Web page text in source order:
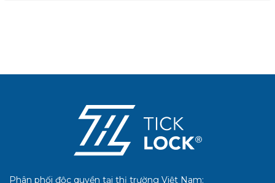
Phân phối độc quyền tại thị trường Việt Nam: